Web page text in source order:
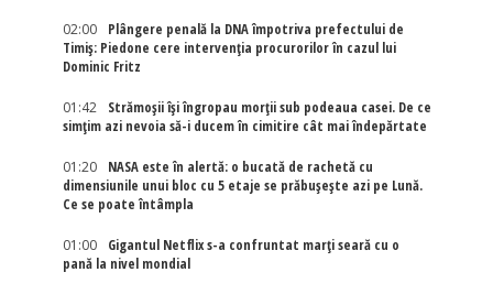
02:00
Plângere penală la DNA împotriva prefectului de
Timiș: Piedone cere intervenția procurorilor în cazul lui
Dominic Fritz
01:42
Strămoșii își îngropau morții sub podeaua casei. De ce
simțim azi nevoia să-i ducem în cimitire cât mai îndepărtate
01:20
NASA este în alertă: o bucată de rachetă cu
dimensiunile unui bloc cu 5 etaje se prăbușește azi pe Lună.
Ce se poate întâmpla
01:00
Gigantul Netflix s-a confruntat marţi seară cu o
pană la nivel mondial